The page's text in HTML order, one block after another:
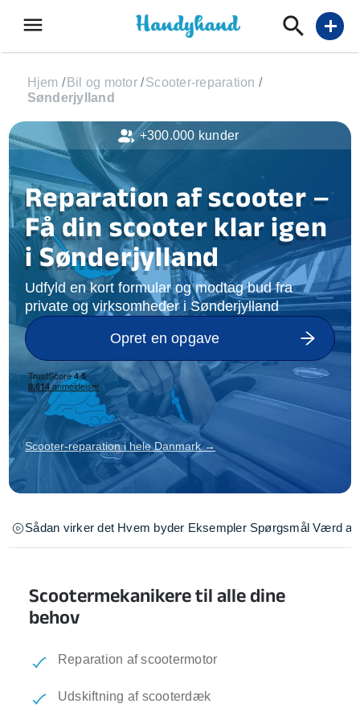
menu add
Hjem / Bil og motor /Scooter-reparation /
Sønderjylland
Reparation af scooter –
Få din scooter klar igen
i Sønderjylland
Udfyld en kort formular og modtag bud fra
private og virksomheder i Sønderjylland
Opret en opgave
Scooter-reparation i hele Danmark →
Sådan virker det Hvem byder Eksempler Spørgsmål Værd at
Scootermekanikere til alle dine
behov
Reparation af scootermotor
Udskiftning af scooterdæk
+300.000 kunder